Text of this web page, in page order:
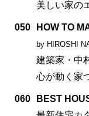
美しい家の
050 HOW TO
by HIROSHI
建築家・中
心が動く家
060
BEST